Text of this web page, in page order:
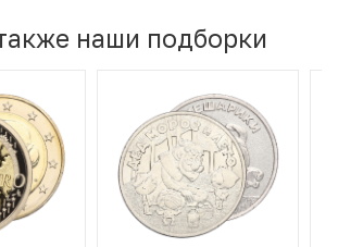
наши подборки